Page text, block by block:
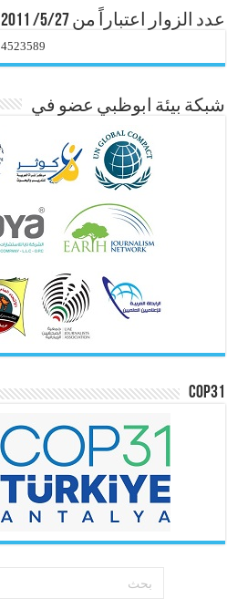
عدد الزوار اعتباراً من 5/27/ 2011
4523589
شبكة بيئة ابوظبي عضو في
COP31